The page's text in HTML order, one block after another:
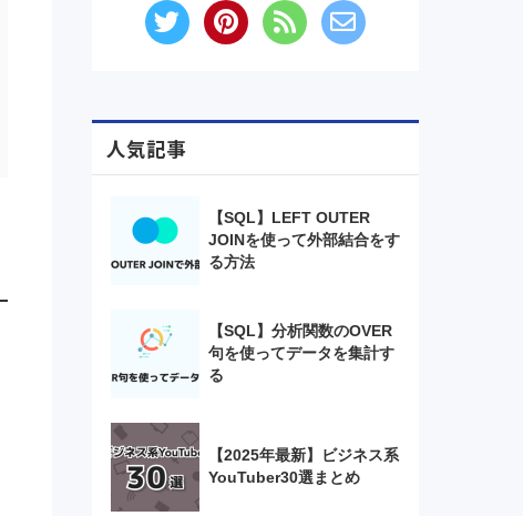
人気記事
【SQL】LEFT OUTER
JOINを使って外部結合をす
る方法
【SQL】分析関数のOVER
句を使ってデータを集計す
る
【2025年最新】ビジネス系
YouTuber30選まとめ